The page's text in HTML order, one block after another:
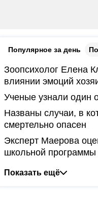
Популярное за день
Зоопсихолог Елена
влиянии эмоций
Ученые узнали один
Названы случаи, в
смертельно опасен
Эксперт Маерова
школьной
Показать ещё